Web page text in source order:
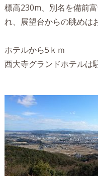
標高230m、別名を備前
れ、展望台からの眺めは
ホテルから5ｋｍ
西大寺グランドホテルは